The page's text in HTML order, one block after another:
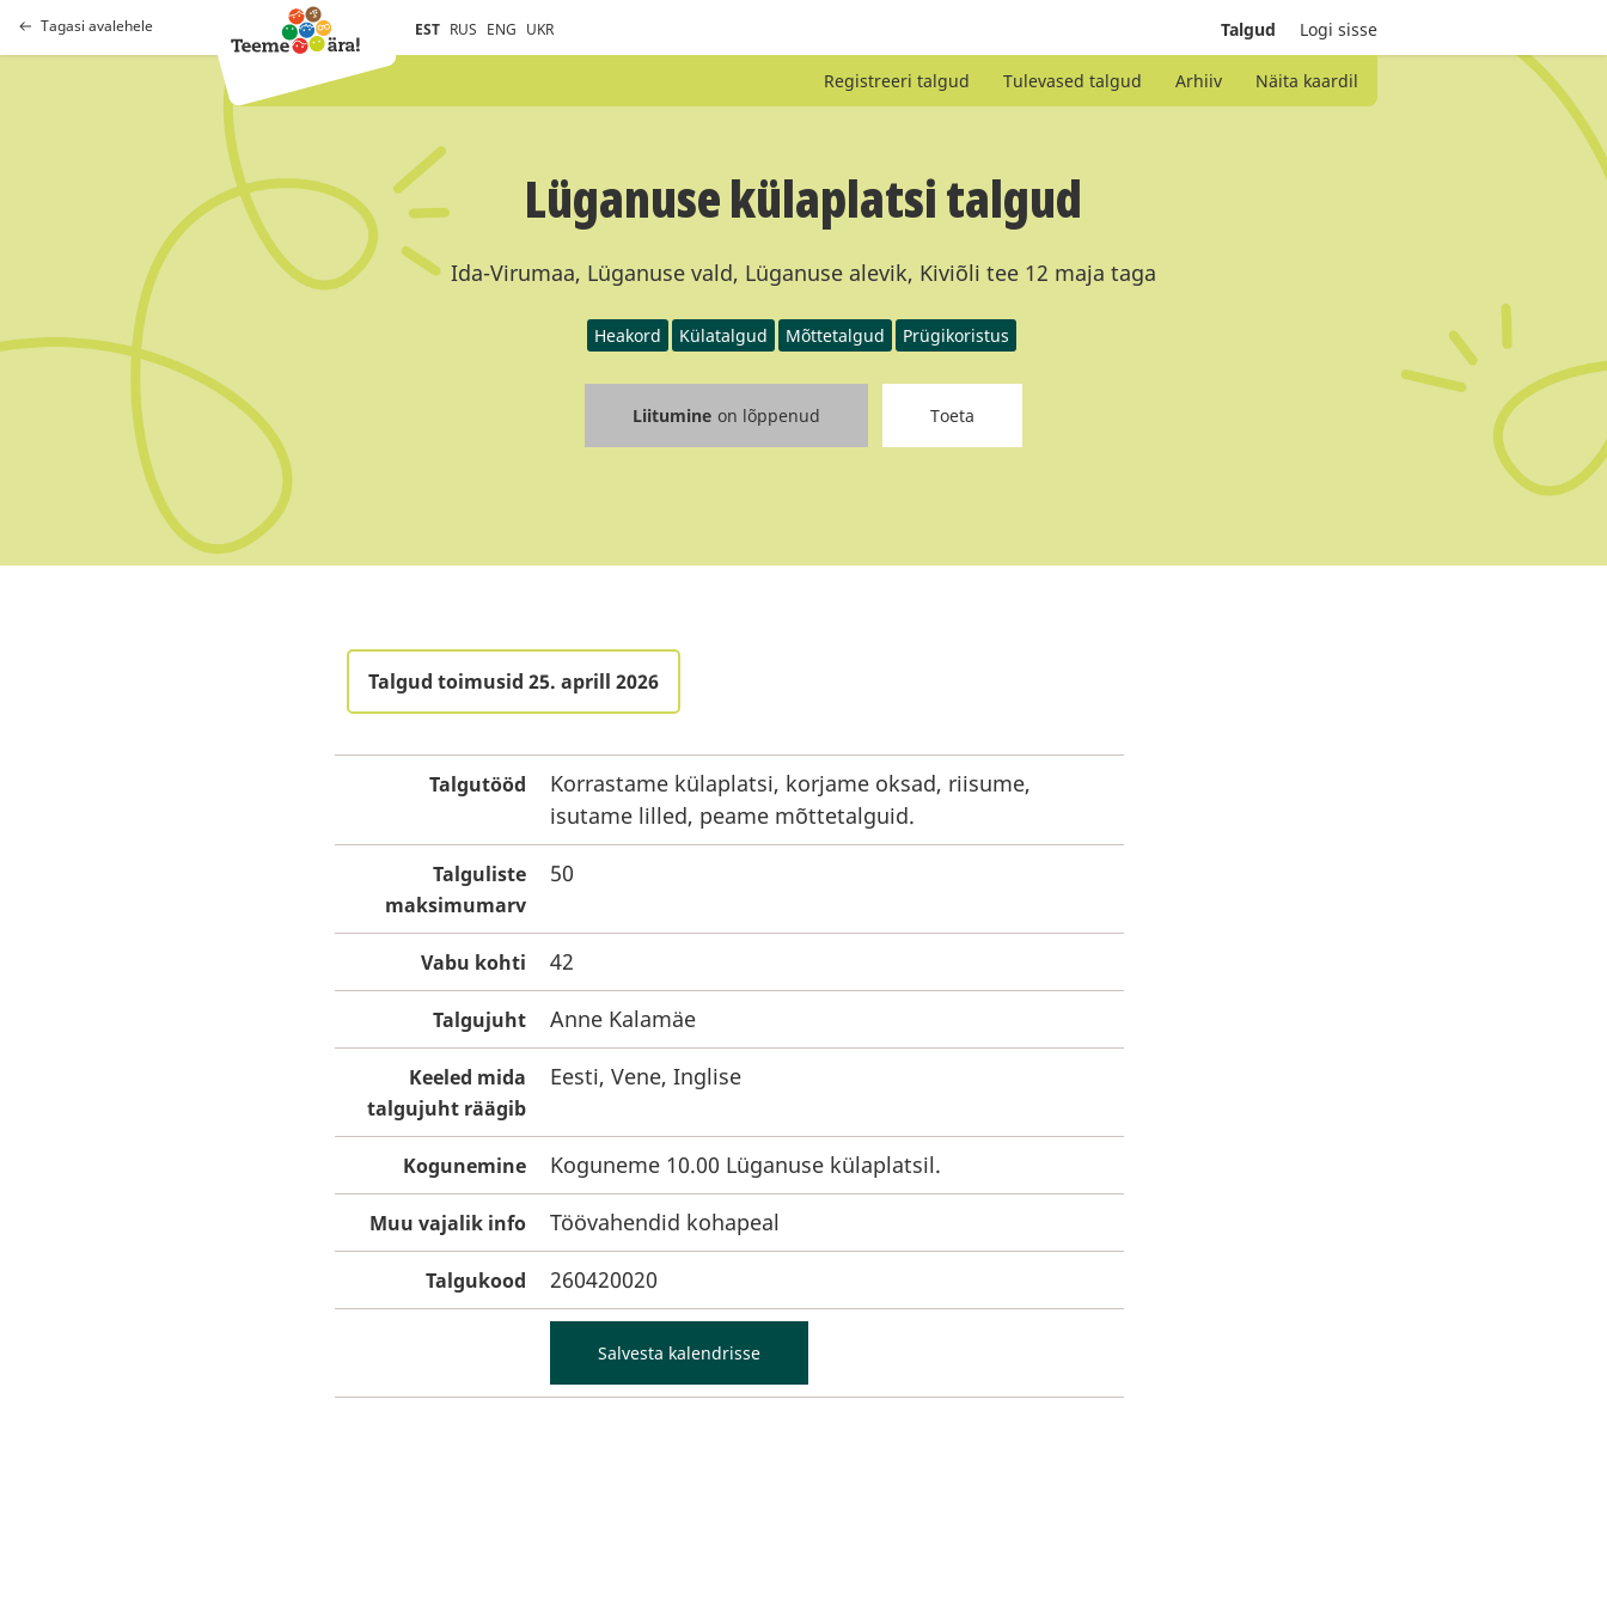
Tagasi avalehele EST RUS ENG UKR Talgud Logi sisse
Registreeri talgud Tulevased talgud Arhiiv Näita kaardil
Lüganuse külaplatsi talgud
Ida-Virumaa, Lüganuse vald, Lüganuse alevik, Kiviõli tee 12 maja taga
Heakord Külatalgud Mõttetalgud Prügikoristus
Liitumine on lõppenud Toeta
Talgud toimusid 25. aprill 2026
Talgutööd
Korrastame külaplatsi, korjame oksad, riisume,
isutame lilled, peame mõttetalguid.
Talguliste
maksimumarv
50
Vabu kohti 42
Talgujuht Anne Kalamäe
Keeled mida
talgujuht räägib
Eesti, Vene, Inglise
Kogunemine Koguneme 10.00 Lüganuse külaplatsil.
Muu vajalik info Töövahendid kohapeal
Talgukood 260420020
Salvesta kalendrisse